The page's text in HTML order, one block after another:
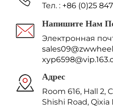
Тел. : +86 (0)25
Напишите Нам
Электронная
Адрес
Room 616, Hall 2,
Shishi Road,